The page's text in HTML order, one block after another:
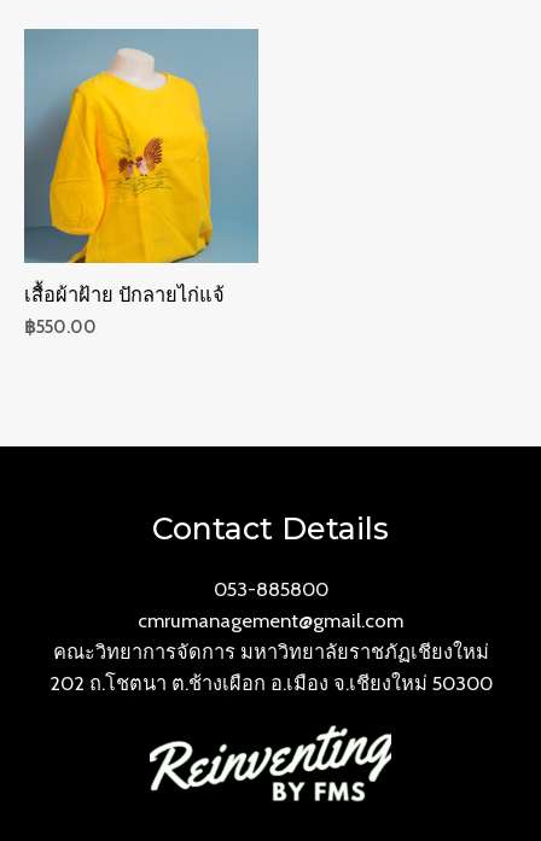
เสื้อผ้าฝ้าย ปักลายไก่แจ้
฿550.00
Contact Details
053-885800
cmrumanagement@gmail.com
คณะวิทยาการจัดการ มหาวิทยาลัยราชภัฏเชียงใหม่
202 ถ.โชตนา ต.ช้างเผือก อ.เมือง จ.เชียงใหม่ 50300